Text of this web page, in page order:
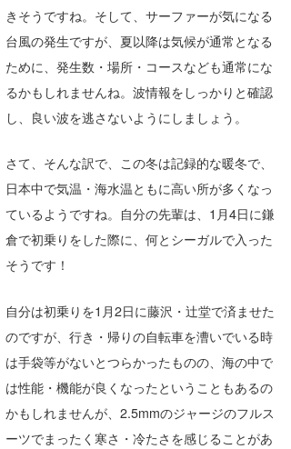
きそうですね。そして、サーファーが気になる
台風の発生ですが、夏以降は気候が通常となる
ために、発生数・場所・コースなども通常にな
るかもしれませんね。波情報をしっかりと確認
し、良い波を逃さないようにしましょう。
さて、そんな訳で、この冬は記録的な暖冬で、
日本中で気温・海水温ともに高い所が多くなっ
ているようですね。自分の先輩は、1月4日に鎌
倉で初乗りをした際に、何とシーガルで入った
そうです！
自分は初乗りを1月2日に藤沢・辻堂で済ませた
のですが、行き・帰りの自転車を漕いでいる時
は手袋等がないとつらかったものの、海の中で
は性能・機能が良くなったということもあるの
かもしれませんが、2.5mmのジャージのフルス
ーツでまったく寒さ・冷たさを感じることがあ
mitsuteru Kamio
Yasunari Inoue
Yoshiyuki Obata
DELTA FORCE SURF
CBA Films
熊谷素子
SURFMEDIA
Colors MAGAZINE
WAVAL
波伝説アンバサダー/プロライダー
福島寿実子
中浦“JET”章
進士剛光
田原啓江
植村未来
大野”MAR”修聖
喜納海人
波伝説スタッフ
☆加藤
Aichan
chan-U
ECE
H
KID
KOBU
KY
波伝説